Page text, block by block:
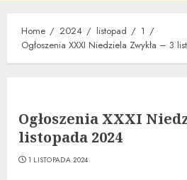
Home 2024 listopad
1
Ogłoszenia XXXI Niedziela Zwykła – 3
Ogłoszenia XXXI
listopada 2024
1 LISTOPADA 2024